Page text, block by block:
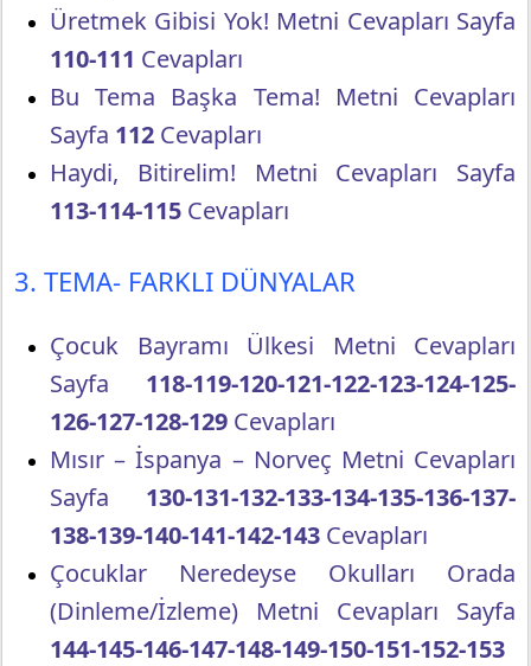
Üretmek Gibisi Yok! Metni Cevapları Sayfa
110-111 Cevapları
Bu Tema Başka Tema! Metni Cevapları
Sayfa 112 Cevapları
Haydi, Bitirelim! Metni Cevapları Sayfa
113-114-115 Cevapları
3. TEMA- FARKLI DÜNYALAR
Çocuk Bayramı Ülkesi Metni Cevapları
Sayfa 118-119-120-121-122-123-124-125-
126-127-128-129 Cevapları
Mısır – İspanya – Norveç Metni Cevapları
Sayfa 130-131-132-133-134-135-136-137-
138-139-140-141-142-143 Cevapları
Çocuklar Neredeyse Okulları Orada
(Dinleme/İzleme) Metni Cevapları Sayfa
144-145-146-147-148-149-150-151-152-153